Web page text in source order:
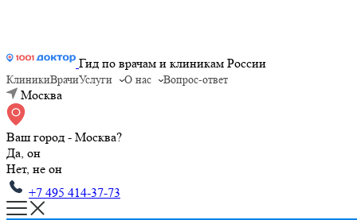
Гид по врачам и клиникам России
КлиникиВрачиУслуги О нас Вопрос-ответ
Москва
Ваш город - Москва?
Да, он
Нет, не он
+7 495 414-37-73